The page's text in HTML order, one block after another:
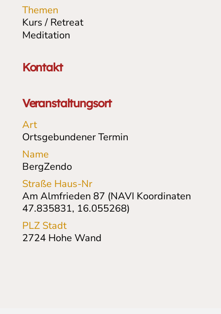
Themen
Kurs / Retreat
Meditation
Kontakt
Veranstaltungsort
Art
Ortsgebundener Termin
Name
BergZendo
Straße Haus-Nr
Am Almfrieden 87 (NAVI Koordinaten
47.835831, 16.055268)
PLZ Stadt
2724 Hohe Wand